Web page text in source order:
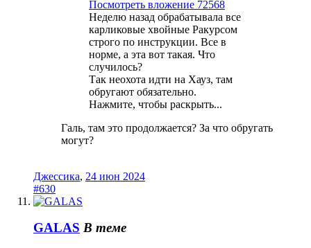
Посмотреть вложение 72568
Неделю назад обрабатывала все
карликовые хвойные Ракурсом
строго по инструкции. Все в
норме, а эта вот такая. Что
случилось?
Так неохота идти на Хауз, там
обругают обязательно.
Нажмите, чтобы раскрыть...
Галь, там это продолжается? За что обругать
могут?
Джессика, 24 июн 2024
#630
GALAS В теме